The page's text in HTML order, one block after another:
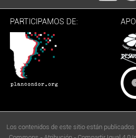
PARTICIPAMOS DE:
Los contenidos de este sitio están